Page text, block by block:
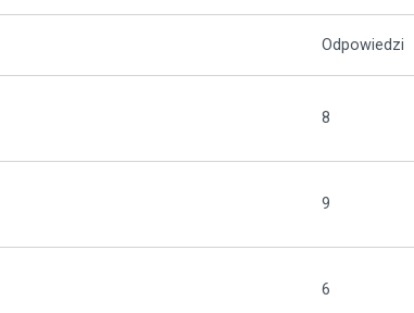
Odpowiedzi
8
9
6